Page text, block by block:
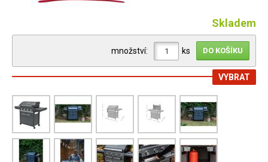
Skladem
množství: ks
VYBRAT